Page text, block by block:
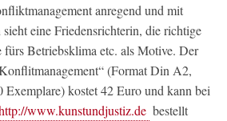
anregend und mit
eine Friedensrichterin, die richtige
fürs Betriebsklima etc. als Motive. Der
(Format Din A2,
kostet 42 Euro und kann bei
www.kunstundjustiz.de bestellt